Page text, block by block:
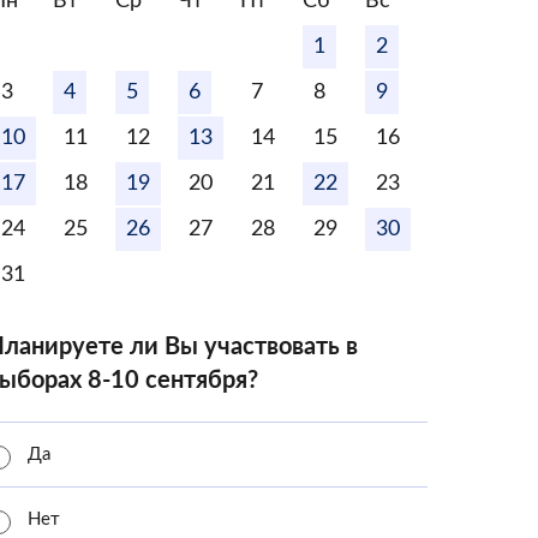
1 2
3 4 5 6 7 8 9
10 11 12 13 14 15 16
17 18 19 20 21 22 23
24 25 26 27 28 29 30
31
ли Вы участвовать в
8-10 сентября?
Да
Нет